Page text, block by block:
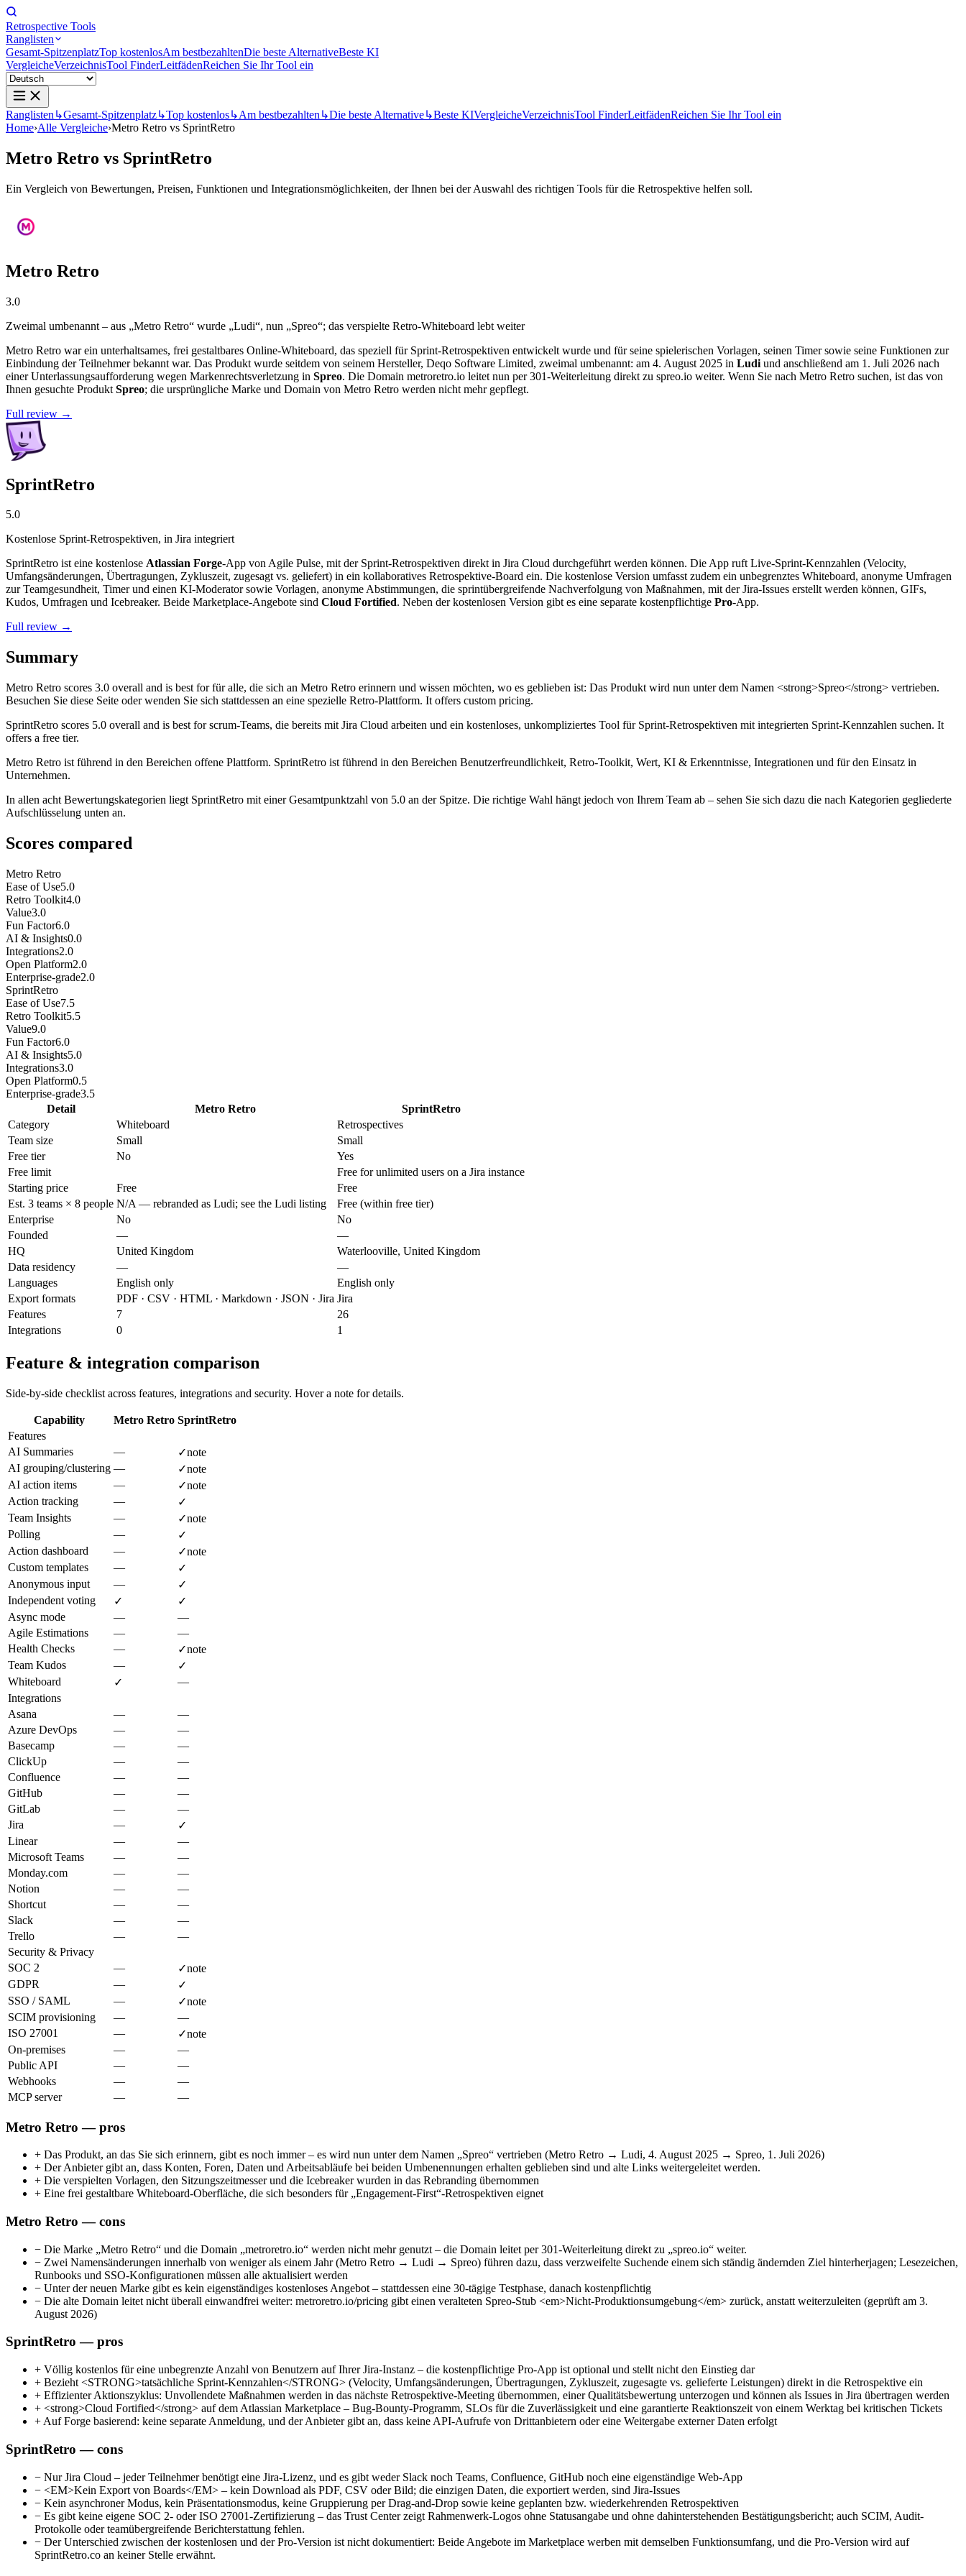
Retrospective Tools
Ranglisten
Gesamt-SpitzenplatzTop kostenlosAm bestbezahltenDie beste AlternativeBeste KI
VergleicheVerzeichnisTool FinderLeitfädenReichen Sie Ihr Tool ein
Ranglisten ↳Gesamt-Spitzenplatz↳Top kostenlos↳Am bestbezahlten ↳Die beste Alternative↳Beste KIVergleicheVerzeichnisTool FinderLeitfädenReichen Sie Ihr Tool ein
Home›Alle Vergleiche›Metro Retro vs SprintRetro
Metro Retro vs SprintRetro
Ein Vergleich von Bewertungen, Preisen, Funktionen und Integrationsmöglichkeiten, der Ihnen bei der Auswahl des richtigen Tools für die Retrospektive helfen soll.
Metro Retro
3.0
Zweimal umbenannt – aus „Metro Retro“ wurde „Ludi“, nun „Spreo“; das verspielte Retro-Whiteboard lebt weiter
Metro Retro war ein unterhaltsames, frei gestaltbares Online-Whiteboard, das speziell für Sprint-Retrospektiven entwickelt wurde und für seine spielerischen Vorlagen, seinen Timer sowie seine Funktionen zur
Einbindung der Teilnehmer bekannt war. Das Produkt wurde seitdem von seinem Hersteller, Deqo Software Limited, zweimal umbenannt: am 4. August 2025 in Ludi und anschließend am 1. Juli 2026 nach
einer Unterlassungsaufforderung wegen Markenrechtsverletzung in Spreo. Die Domain metroretro.io leitet nun per 301-Weiterleitung direkt zu spreo.io weiter. Wenn Sie nach Metro Retro suchen, ist das von
Ihnen gesuchte Produkt Spreo; die ursprüngliche Marke und Domain von Metro Retro werden nicht mehr gepflegt.
Full review →
SprintRetro
5.0
Kostenlose Sprint-Retrospektiven, in Jira integriert
SprintRetro ist eine kostenlose Atlassian Forge-App von Agile Pulse, mit der Sprint-Retrospektiven direkt in Jira Cloud durchgeführt werden können. Die App ruft Live-Sprint-Kennzahlen (Velocity,
Umfangsänderungen, Übertragungen, Zykluszeit, zugesagt vs. geliefert) in ein kollaboratives Retrospektive-Board ein. Die kostenlose Version umfasst zudem ein unbegrenztes Whiteboard, anonyme Umfragen
zur Teamgesundheit, Timer und einen KI-Moderator sowie Vorlagen, anonyme Abstimmungen, die sprintübergreifende Nachverfolgung von Maßnahmen, mit der Jira-Issues erstellt werden können, GIFs,
Kudos, Umfragen und Icebreaker. Beide Marketplace-Angebote sind Cloud Fortified. Neben der kostenlosen Version gibt es eine separate kostenpflichtige Pro-App.
Full review →
Summary
Metro Retro scores 3.0 overall and is best for für alle, die sich an Metro Retro erinnern und wissen möchten, wo es geblieben ist: Das Produkt wird nun unter dem Namen <strong>Spreo</strong> vertrieben.
Besuchen Sie diese Seite oder wenden Sie sich stattdessen an eine spezielle Retro-Plattform. It offers custom pricing.
SprintRetro scores 5.0 overall and is best for scrum-Teams, die bereits mit Jira Cloud arbeiten und ein kostenloses, unkompliziertes Tool für Sprint-Retrospektiven mit integrierten Sprint-Kennzahlen suchen. It
offers a free tier.
Metro Retro ist führend in den Bereichen offene Plattform. SprintRetro ist führend in den Bereichen Benutzerfreundlichkeit, Retro-Toolkit, Wert, KI & Erkenntnisse, Integrationen und für den Einsatz in
Unternehmen.
In allen acht Bewertungskategorien liegt SprintRetro mit einer Gesamtpunktzahl von 5.0 an der Spitze. Die richtige Wahl hängt jedoch von Ihrem Team ab – sehen Sie sich dazu die nach Kategorien gegliederte
Aufschlüsselung unten an.
Scores compared
Metro Retro
Ease of Use5.0
Retro Toolkit4.0
Value3.0
Fun Factor6.0
AI & Insights0.0
Integrations2.0
Open Platform2.0
Enterprise-grade2.0
SprintRetro
Ease of Use7.5
Retro Toolkit5.5
Value9.0
Fun Factor6.0
AI & Insights5.0
Integrations3.0
Open Platform0.5
Enterprise-grade3.5
Detail
Metro Retro
SprintRetro
Category
Whiteboard
Retrospectives
Team size
Small
Small
Free tier
No
Yes
Free limit
Free for unlimited users on a Jira instance
Starting price
Free
Free
Est. 3 teams × 8 people N/A — rebranded as Ludi; see the Ludi listing
Free (within free tier)
Enterprise
No
No
Founded
—
—
HQ
United Kingdom
Waterlooville, United Kingdom
Data residency
—
—
Languages
English only
English only
Export formats
PDF · CSV · HTML · Markdown · JSON · Jira Jira
Features
7
26
Integrations
0 1
Feature & integration comparison
Side-by-side checklist across features, integrations and security. Hover a note for details.
Capability Metro Retro SprintRetro
Features
AI Summaries
— ✓note
AI grouping/clustering — ✓note
AI action items
— ✓note
Action tracking
—
✓
Team Insights
— ✓note
Polling
—
✓
Action dashboard
— ✓note
Custom templates
—
✓
Anonymous input
—
✓
Independent voting
✓
✓
Async mode
—
—
Agile Estimations
—
—
Health Checks
— ✓note
Team Kudos
—
✓
Whiteboard
✓
—
Integrations
Asana
—
—
Azure DevOps
—
—
Basecamp
—
—
ClickUp
—
—
Confluence
—
—
GitHub
—
—
GitLab
—
—
Jira
—
✓
Linear
—
—
Microsoft Teams
—
—
Monday.com
—
—
Notion
—
—
Shortcut
—
—
Slack
—
—
Trello
—
—
Security & Privacy
SOC 2
— ✓note
GDPR
—
✓
SSO / SAML
— ✓note
SCIM provisioning
—
—
ISO 27001
— ✓note
On-premises
—
—
Public API
—
—
Webhooks
—
—
MCP server
— —
Metro Retro — pros
+ Das Produkt, an das Sie sich erinnern, gibt es noch immer – es wird nun unter dem Namen „Spreo“ vertrieben (Metro Retro → Ludi, 4. August 2025 → Spreo, 1. Juli 2026)
+ Der Anbieter gibt an, dass Konten, Foren, Daten und Arbeitsabläufe bei beiden Umbenennungen erhalten geblieben sind und alte Links weitergeleitet werden.
+ Die verspielten Vorlagen, den Sitzungszeitmesser und die Icebreaker wurden in das Rebranding übernommen
+ Eine frei gestaltbare Whiteboard-Oberfläche, die sich besonders für „Engagement-First“-Retrospektiven eignet
Metro Retro — cons
− Die Marke „Metro Retro“ und die Domain „metroretro.io“ werden nicht mehr genutzt – die Domain leitet per 301-Weiterleitung direkt zu „spreo.io“ weiter.
− Zwei Namensänderungen innerhalb von weniger als einem Jahr (Metro Retro → Ludi → Spreo) führen dazu, dass verzweifelte Suchende einem sich ständig ändernden Ziel hinterherjagen; Lesezeichen,
Runbooks und SSO-Konfigurationen müssen alle aktualisiert werden
− Unter der neuen Marke gibt es kein eigenständiges kostenloses Angebot – stattdessen eine 30-tägige Testphase, danach kostenpflichtig
− Die alte Domain leitet nicht überall einwandfrei weiter: metroretro.io/pricing gibt einen veralteten Spreo-Stub <em>Nicht-Produktionsumgebung</em> zurück, anstatt weiterzuleiten (geprüft am 3.
August 2026)
SprintRetro — pros
+ Völlig kostenlos für eine unbegrenzte Anzahl von Benutzern auf Ihrer Jira-Instanz – die kostenpflichtige Pro-App ist optional und stellt nicht den Einstieg dar
+ Bezieht <STRONG>tatsächliche Sprint-Kennzahlen</STRONG> (Velocity, Umfangsänderungen, Übertragungen, Zykluszeit, zugesagte vs. gelieferte Leistungen) direkt in die Retrospektive ein
+ Effizienter Aktionszyklus: Unvollendete Maßnahmen werden in das nächste Retrospektive-Meeting übernommen, einer Qualitätsbewertung unterzogen und können als Issues in Jira übertragen werden
+ <strong>Cloud Fortified</strong> auf dem Atlassian Marketplace – Bug-Bounty-Programm, SLOs für die Zuverlässigkeit und eine garantierte Reaktionszeit von einem Werktag bei kritischen Tickets
+ Auf Forge basierend: keine separate Anmeldung, und der Anbieter gibt an, dass keine API-Aufrufe von Drittanbietern oder eine Weitergabe externer Daten erfolgt
SprintRetro — cons
− Nur Jira Cloud – jeder Teilnehmer benötigt eine Jira-Lizenz, und es gibt weder Slack noch Teams, Confluence, GitHub noch eine eigenständige Web-App
− <EM>Kein Export von Boards</EM> – kein Download als PDF, CSV oder Bild; die einzigen Daten, die exportiert werden, sind Jira-Issues
− Kein asynchroner Modus, kein Präsentationsmodus, keine Gruppierung per Drag-and-Drop sowie keine geplanten bzw. wiederkehrenden Retrospektiven
− Es gibt keine eigene SOC 2- oder ISO 27001-Zertifizierung – das Trust Center zeigt Rahmenwerk-Logos ohne Statusangabe und ohne dahinterstehenden Bestätigungsbericht; auch SCIM, Audit-
Protokolle oder teamübergreifende Berichterstattung fehlen.
− Der Unterschied zwischen der kostenlosen und der Pro-Version ist nicht dokumentiert: Beide Angebote im Marketplace werben mit demselben Funktionsumfang, und die Pro-Version wird auf
SprintRetro.co an keiner Stelle erwähnt.